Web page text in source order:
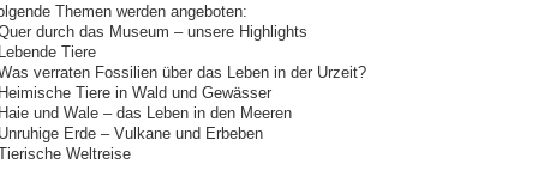
Themen werden angeboten:
durch das Museum – unsere Highlights
Tiere
verraten Fossilien über das Leben in der Urzeit?
Tiere in Wald und Gewässer
und Wale – das Leben in den Meeren
Erde – Vulkane und Erbeben
Weltreise